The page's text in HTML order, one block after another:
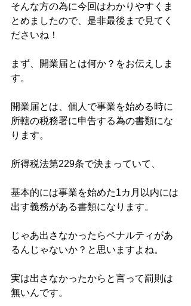
そんな方の為に今回はわかりやすくま
とめましたので、是非最後まで見てく
ださいね！
まず、開業届とは何か？をお伝えしま
す。
開業届とは、個人で事業を始める時に
所轄の税務署に申告する為の書類にな
ります。
所得税法第229条で決まっていて、
基本的には事業を始めた1カ月以内には
出す義務がある書類になります。
じゃあ出さなかったらペナルティがあ
るんじゃないか？と思いますよね。
実は出さなかったからと言って罰則は
無いんです。